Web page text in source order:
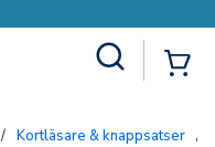
/ Kortläsare & knappsatser /